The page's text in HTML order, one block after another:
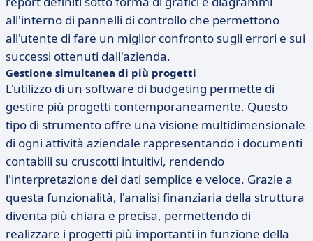
all'interno di pannelli di controllo che permettono
all'utente di fare un miglior confronto sugli errori e sui
successi ottenuti dall'azienda.
Gestione simultanea di più progetti
L'utilizzo di un software di budgeting permette di
gestire più progetti contemporaneamente. Questo
tipo di strumento offre una visione multidimensionale
di ogni attività aziendale rappresentando i documenti
contabili su cruscotti intuitivi, rendendo
l'interpretazione dei dati semplice e veloce. Grazie a
questa funzionalità, l'analisi finanziaria della struttura
diventa più chiara e precisa, permettendo di
realizzare i progetti più importanti in funzione della